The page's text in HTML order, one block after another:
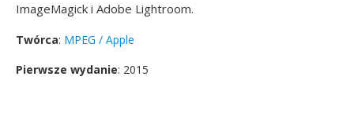
ImageMagick i Adobe Lightroom.
Twórca: MPEG / Apple
Pierwsze wydanie: 2015